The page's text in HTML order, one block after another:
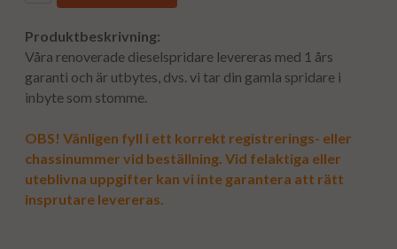
Produktbeskrivning:
Våra renoverade dieselspridare levereras med 1 års
garanti och är utbytes, dvs. vi tar din gamla spridare i
inbyte som stomme.
OBS! Vänligen fyll i ett korrekt registrerings- eller
chassinummer vid beställning. Vid felaktiga eller
uteblivna uppgifter kan vi inte garantera att rätt
insprutare levereras.